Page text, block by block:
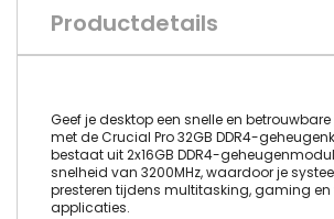
Productdetails
Geef je desktop een snelle en
met de Crucial Pro 32GB DDR4-
bestaat uit 2x16GB DDR4-
snelheid van 3200MHz, waardoor je
presteren tijdens multitasking, gaming en
applicaties.